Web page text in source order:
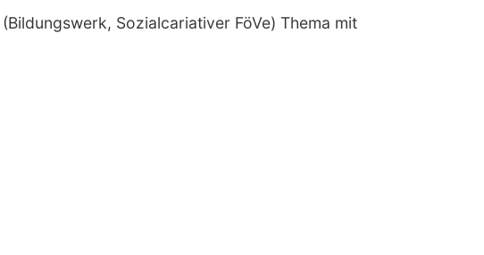
Sozialcariativer FöVe) Thema mit